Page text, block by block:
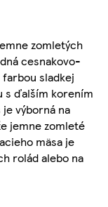
zomletých
cesnakovo-
sladkej
s ďalším korením
výborná na
jemne zomleté
mäsa je
rolád alebo na